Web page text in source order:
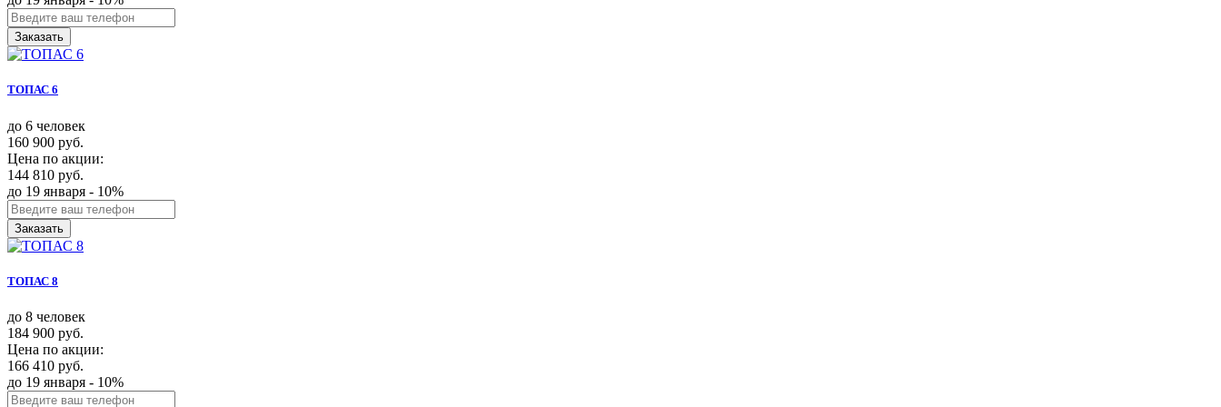
Заказать
ТОПАС 6
до 6 человек
160 900 руб.
Цена по акции:
144 810 руб.
до 19 января - 10%
Заказать
ТОПАС 8
до 8 человек
184 900 руб.
Цена по акции:
166 410 руб.
до 19 января - 10%